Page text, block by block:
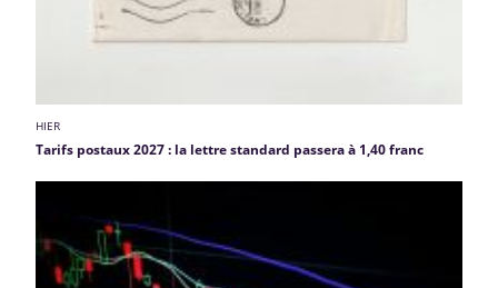
HIER
Tarifs postaux 2027 : la lettre standard passera à 1,40 franc